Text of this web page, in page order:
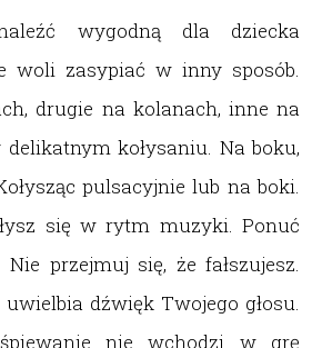
wygodną dla dziecka
woli zasypiać w inny sposób.
drugie na kolanach, inne na
delikatnym kołysaniu. Na boku,
pulsacyjnie lub na boki.
się w rytm muzyki. Ponuć
przejmuj się, że fałszujesz.
dźwięk Twojego głosu.
nie wchodzi w grę